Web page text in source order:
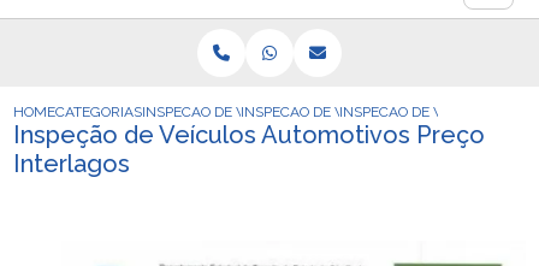
HOMECATEGORIASINSPECAO DE VEICULOSINSPECAO DE VEICULOS PARA VENDA
INSPECAO DE VEICULOS
Inspeção de Veículos Automotivos Preço
Interlagos